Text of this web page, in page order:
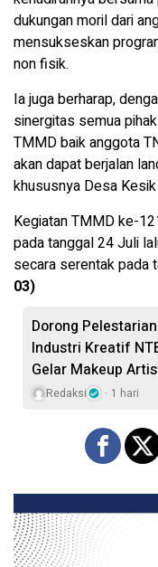
dukungan moril dari
mensukseskan
non fisik.
Ia juga berharap,
sinergitas semua
TMMD baik anggota
akan dapat berjalan
khususnya Desa
Kegiatan TMMD ke-
pada tanggal 24 Juli
secara serentak pada
03)
Dorong
Industri Kreatif
Gelar Makeup
Redaksi 1 hari